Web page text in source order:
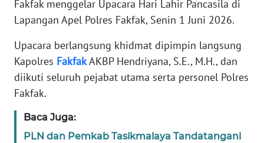
Fakfak menggelar Upacara Hari Lahir Pancasila di
Lapangan Apel Polres Fakfak, Senin 1 Juni 2026.
Upacara berlangsung khidmat dipimpin langsung
Kapolres FakfakAKBP Hendriyana, S.E., M.H., dan
diikuti seluruh pejabat utama serta personel Polres
Fakfak.
Baca Juga:
PLN dan Pemkab Tasikmalaya Tandatangani
KARIR
Wahana
News
Regional
WN
SUMUT